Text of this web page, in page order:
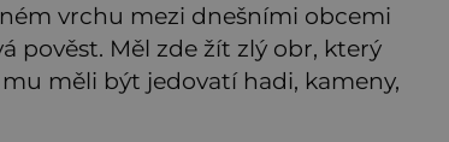
vrchu mezi dnešními obcemi
pověst. Měl zde žít zlý obr, který
měli být jedovatí hadi, kameny,